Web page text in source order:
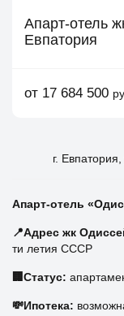
Апарт-отель
Евпатория
от 17 684 500
г.
Апарт-отель
📍Адрес жк
ти летия СССР
Статус:
💸Ипотека: